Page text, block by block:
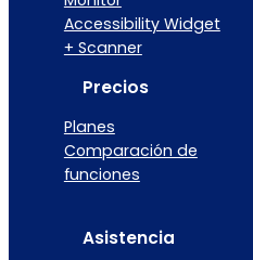
Accessibility Widget
+ Scanner
Precios
Planes
Comparación de
funciones
Asistencia